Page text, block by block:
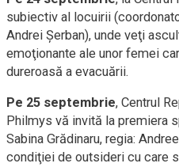
subiectiv al locuirii
Andrei Şerban), unde veţi
emoţionante ale unor femei
dureroasă a evacuării.
Pe 25 septembrie, Centrul
Philmys vă invită la premiera
Sabina Grădinaru, regia:
condiţiei de outsideri cu care